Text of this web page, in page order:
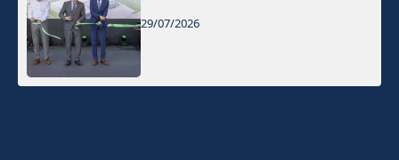
29/07/2026